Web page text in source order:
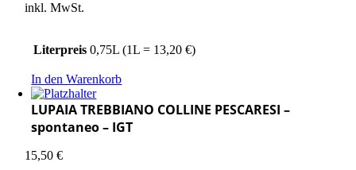
inkl. MwSt.
Literpreis 0,75L (1L = 13,20 €)
In den Warenkorb
LUPAIA TREBBIANO COLLINE PESCARESI –
spontaneo – IGT
15,50€